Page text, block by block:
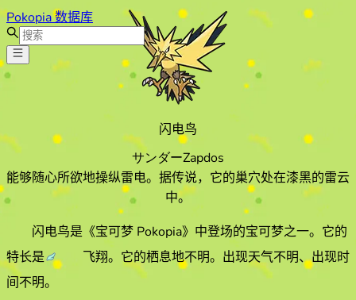
Pokopia 数据库
闪电鸟
サンダーZapdos
能够随心所欲地操纵雷电。据传说，它的巢穴处在漆黑的雷云
中。
闪电鸟是《宝可梦 Pokopia》中登场的宝可梦之一。它的
特长是 飞翔。它的栖息地不明。 出现天气不明、出现时
间不明。